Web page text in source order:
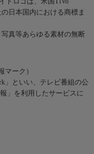
日本国内における商標ま
真等あらゆる素材の無断
マーク）
」といい、テレビ番組の公
」を利用したサービスに